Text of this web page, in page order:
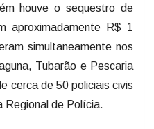
houve o sequestro de
aproximadamente R$ 1
simultaneamente nos
Tubarão e Pescaria
cerca de 50 policiais civis
Regional de Polícia.